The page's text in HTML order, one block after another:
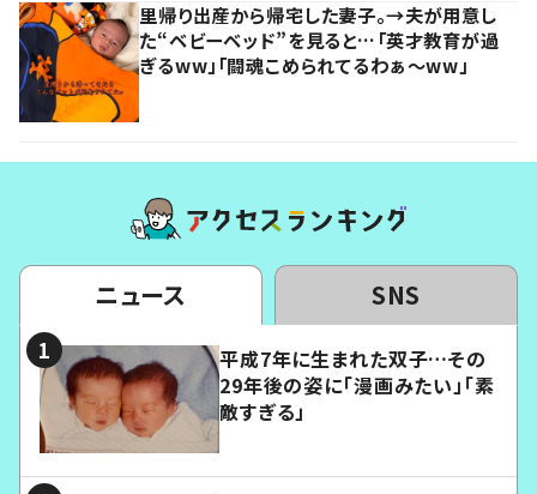
里帰り出産から帰宅した妻子。→夫が用意し
た“ベビーベッド”を見ると…「英才教育が過
ぎるww」「闘魂こめられてるわぁ～ww」
ニュース SNS
平成7年に生まれた双子…その
29年後の姿に「漫画みたい」「素
敵すぎる」